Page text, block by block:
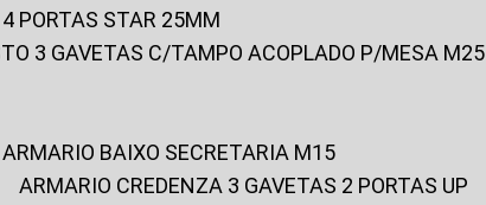
4 PORTAS STAR 25MM
3 GAVETAS C/TAMPO ACOPLADO P/MESA M25
ARMARIO BAIXO SECRETARIA M15
ARMARIO CREDENZA 3 GAVETAS 2 PORTAS UP